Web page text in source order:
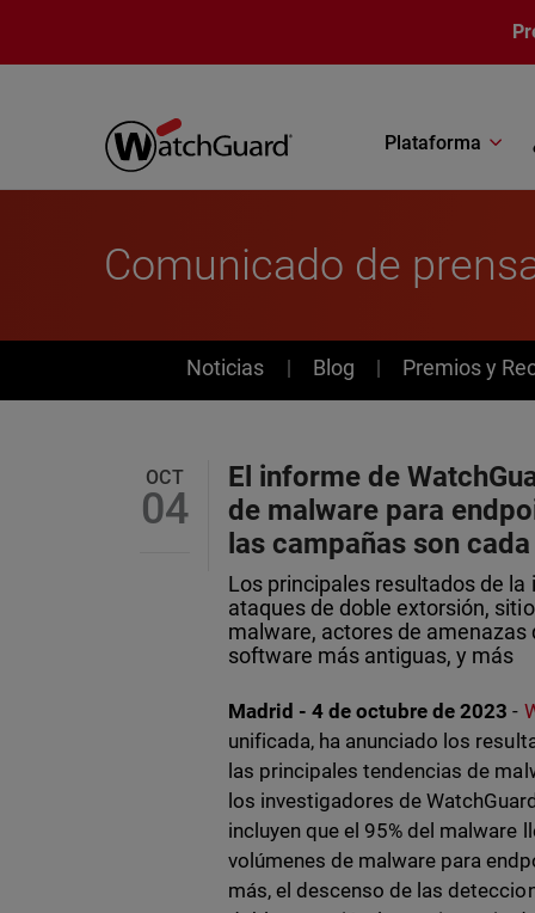
Plataforma
Comunicado de
News
Noticias Blog Premios y
OCT
04
El informe de
de malware para
las campañas son
Los principales resultados de
ataques de doble extorsión,
malware, actores de
software más antiguas, y más
Madrid - 4 de octubre de 2023 -
unificada, ha anunciado los
las principales tendencias de
los investigadores de
incluyen que el 95% del malware
volúmenes de malware para
más, el descenso de las